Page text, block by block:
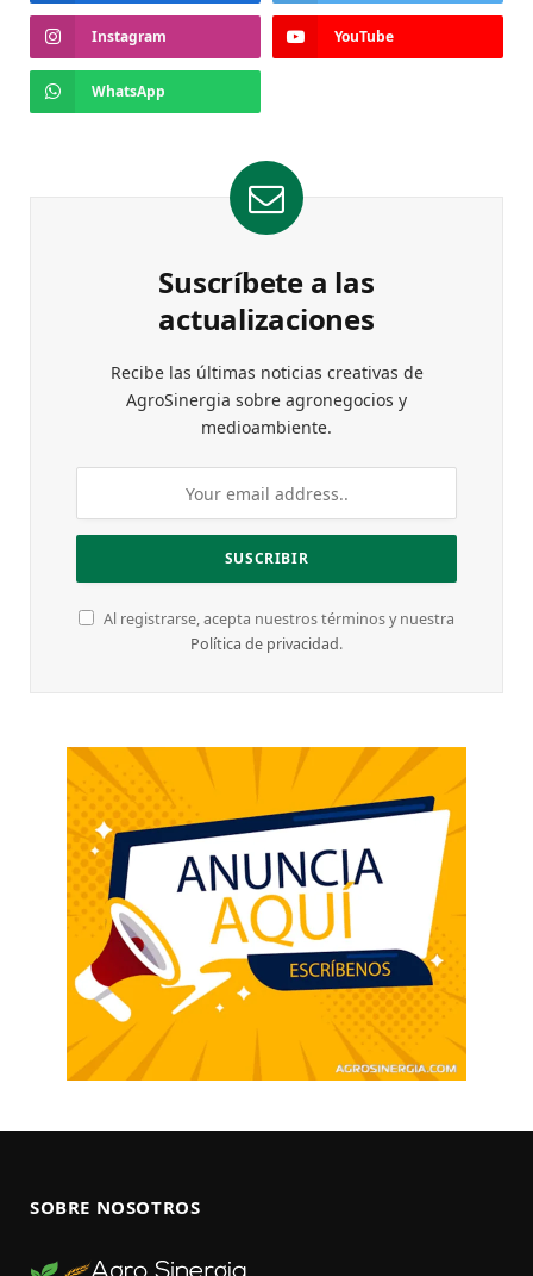
Instagram YouTube
WhatsApp
Suscríbete a las
actualizaciones
Recibe las últimas noticias creativas de
AgroSinergia sobre agronegocios y
medioambiente.
Al registrarse, acepta nuestros términos y nuestra
Política de privacidad.
SOBRE NOSOTROS